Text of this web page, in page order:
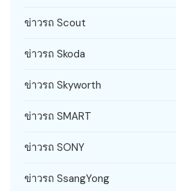
ข่าวรถ Scout
ข่าวรถ Skoda
ข่าวรถ Skyworth
ข่าวรถ SMART
ข่าวรถ SONY
ข่าวรถ SsangYong